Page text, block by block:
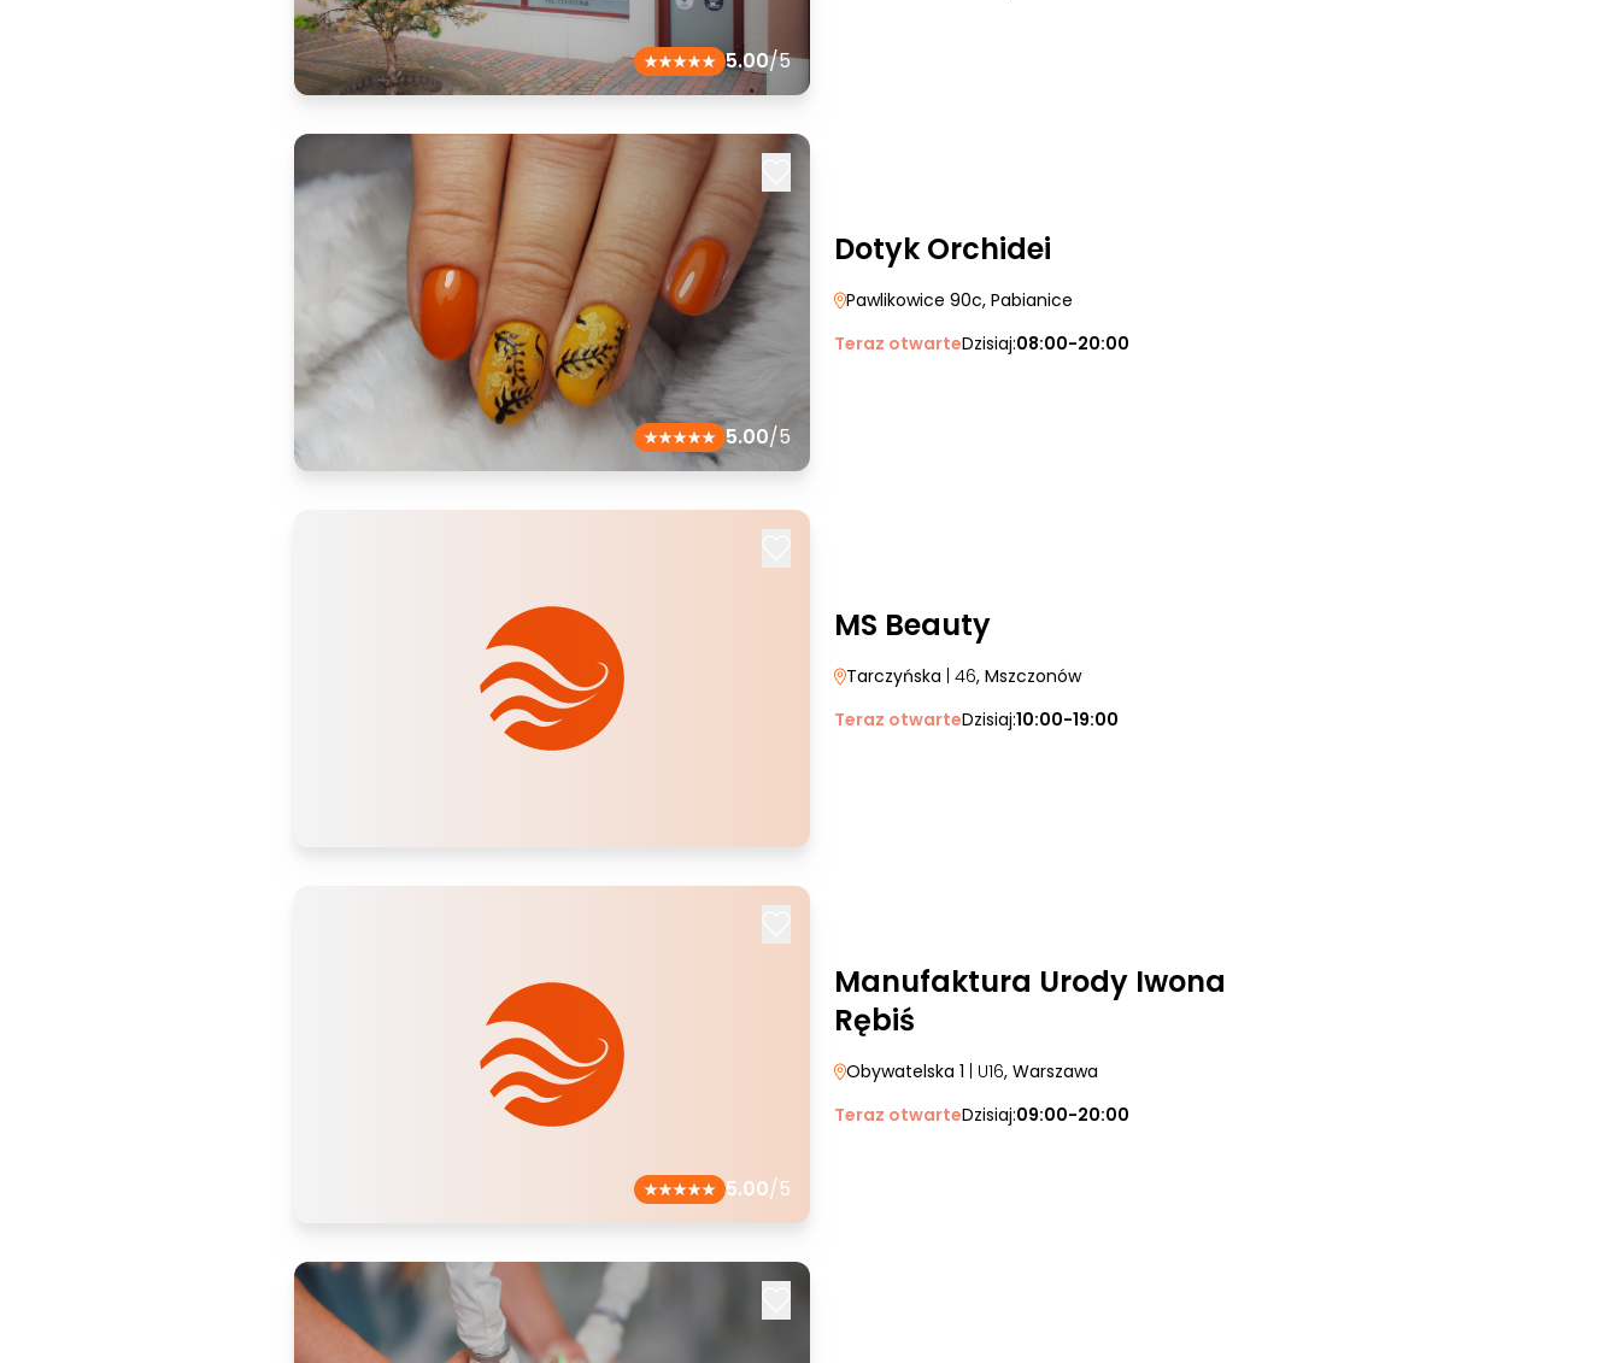
5.00/5
5.00/5
Dotyk Orchidei
Pawlikowice 90c, Pabianice
Teraz otwarteDzisiaj:08:00-20:00
MS Beauty
Tarczyńska | 46, Mszczonów
Teraz otwarteDzisiaj:10:00-19:00
5.00/5
Manufaktura Urody Iwona
Rębiś
Obywatelska 1 | U16, Warszawa
Teraz otwarteDzisiaj:09:00-20:00